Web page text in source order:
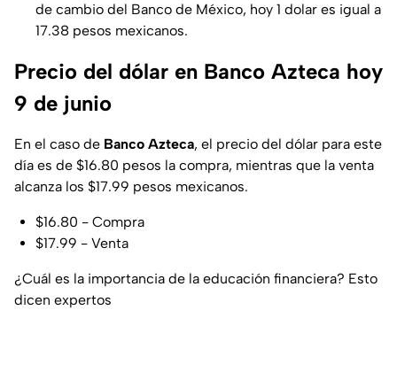
de cambio del Banco de México, hoy 1 dolar es igual a
17.38 pesos mexicanos.
Precio del dólar en Banco Azteca hoy
9 de junio
En el caso de Banco Azteca, el precio del dólar para este
día es de $16.80 pesos la compra, mientras que la venta
alcanza los $17.99 pesos mexicanos.
$16.80 - Compra
$17.99 - Venta
¿Cuál es la importancia de la educación financiera? Esto
dicen expertos